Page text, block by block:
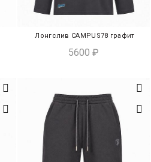
ЭКСПРЕСС-ПОКУПКА
Лонгслив CAMPUS78 графит
5600 ₽